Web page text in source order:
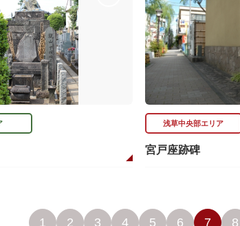
浅草中央部エリア
宮戸座跡碑
1 2 3 4 5 6 7 8